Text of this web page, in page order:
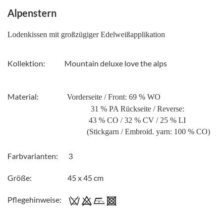
Alpenstern
Lodenkissen mit großzügiger Edelweißapplikation
Kollektion: Mountain deluxe love the alps
Material:
Vorderseite / Front: 69 % WO
31 % PA Rückseite / Reverse:
43 % CO / 32 % CV / 25 % LI
(Stickgarn / Embroid. yarn: 100 % CO)
Farbvarianten: 3
Größe: 45 x 45 cm
Pflegehinweise: